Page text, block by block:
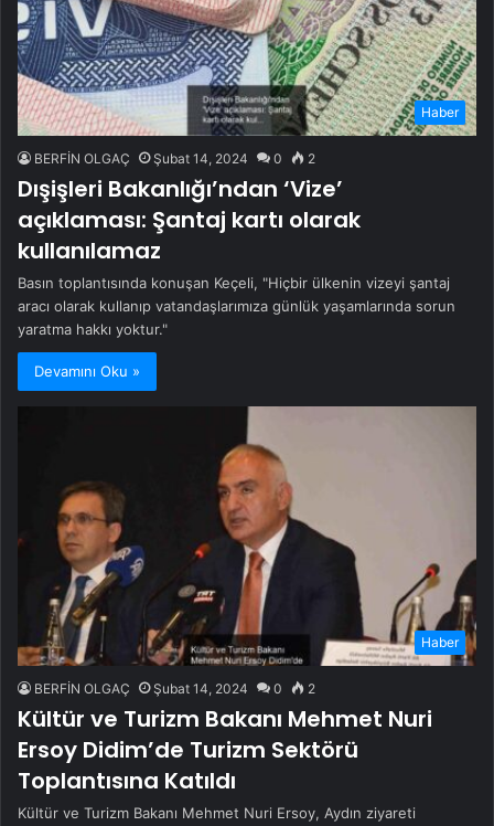
Haber
BERFİN OLGAÇ Şubat 14, 2024 0 2
Dışişleri Bakanlığı’ndan ‘Vize’
açıklaması: Şantaj kartı olarak
kullanılamaz
Basın toplantısında konuşan Keçeli, "Hiçbir ülkenin vizeyi şantaj
aracı olarak kullanıp vatandaşlarımıza günlük yaşamlarında sorun
yaratma hakkı yoktur."
Devamını Oku »
Haber
BERFİN OLGAÇ Şubat 14, 2024 0 2
Kültür ve Turizm Bakanı Mehmet Nuri
Ersoy Didim’de Turizm Sektörü
Toplantısına Katıldı
Kültür ve Turizm Bakanı Mehmet Nuri Ersoy, Aydın ziyareti